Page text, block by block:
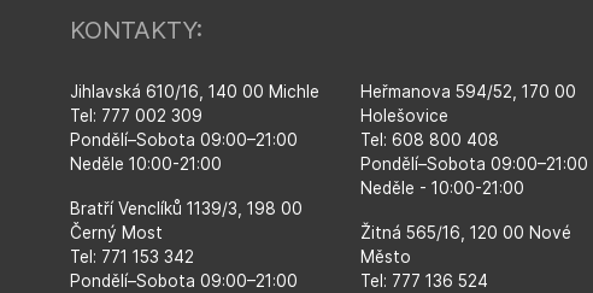
KONTAKTY:
Jihlavská 610/16, 140 00 Michle
Tel: 777 002 309
Pondělí–​Sobota 09:00–​21:00
Neděle 10:00-21:00
Bratří Venclíků 1139/3, 198 00
Černý Most
Tel: 771 153 342
Pondělí–​Sobota 09:00–​21:00
Heřmanova 594/52, 170 00
Holešovice
Tel: 608 800 408
Pondělí–​Sobota 09:00–​21:00
Neděle - 10:00-21:00
Žitná 565/16, 120 00 Nové
Město
Tel: 777 136 524